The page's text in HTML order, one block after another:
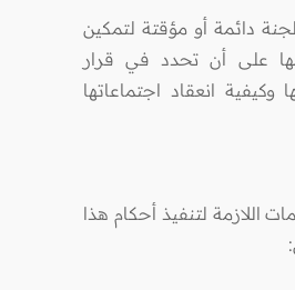
دائمة أو مؤقتة لتمكين
على أن تحدد في قرار
وكيفية انعقاد اجتماعاتها
اللازمة لتنفيذ أحكام هذا